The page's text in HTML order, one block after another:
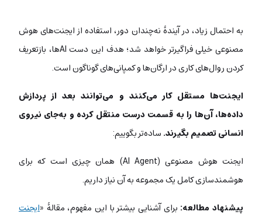
به احتمال زیاد، در آیندۀ نه‌چندان دور، استفاده از ایجنت‌های هوش
مصنوعی خیلی فراگیرتر خواهد شد؛ هدف این دست AIها، بازتعریف
کردن روال‌های کاری در ارگان‌ها و کمپانی‌های گوناگون است.
ایجنت‌ها مستقل کار می‌کنند و می‌توانند بعد از پردازش
داده‌ها، آن‌ها را به قسمت درست منتقل کرده و به‌جای نیروی
انسانی تصمیم بگیرند.ساده‌تر بگوییم:
ایجنت‌ هوش مصنوعی (AI Agent) همان چیزی است که برای
هوشمندسازی کامل یک مجموعه به آن نیاز داریم.
پیشنهاد مطالعه: برای آشنایی بیشتر با این مفهوم، مقالۀ «ایجنت